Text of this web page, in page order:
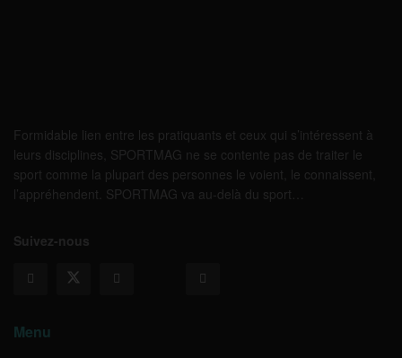
Formidable lien entre les pratiquants et ceux qui s’intéressent à
leurs disciplines, SPORTMAG ne se contente pas de traiter le
sport comme la plupart des personnes le voient, le connaissent,
l’appréhendent. SPORTMAG va au-delà du sport…
Suivez-nous
Menu